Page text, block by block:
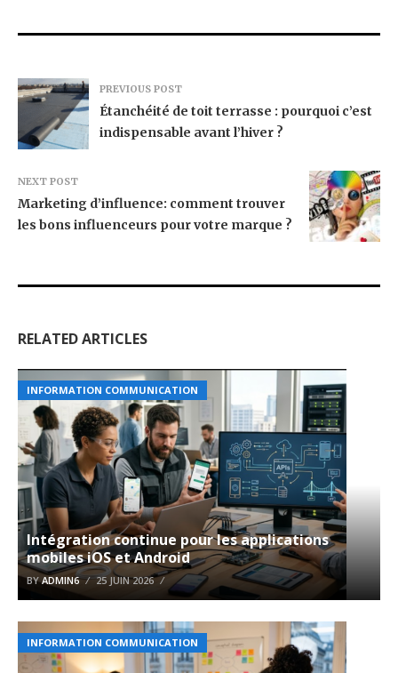
PREVIOUS POST
Étanchéité de toit terrasse : pourquoi c’est
indispensable avant l’hiver ?
NEXT POST
Marketing d’influence: comment trouver
les bons influenceurs pour votre marque ?
RELATED ARTICLES
INFORMATION COMMUNICATION
Intégration continue pour les applications
mobiles iOS et Android
BYADMIN6 25 JUIN 2026
INFORMATION COMMUNICATION